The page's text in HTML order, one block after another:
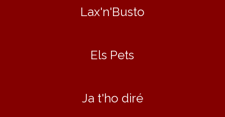
Lax'n'Busto
Els Pets
Ja t'ho diré